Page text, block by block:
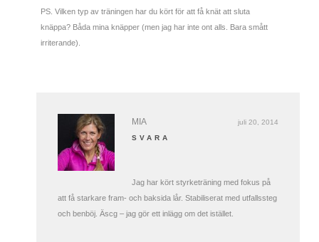
PS. Vilken typ av träningen har du kört för att få knät att sluta
knäppa? Båda mina knäpper (men jag har inte ont alls. Bara smått
irriterande).
juli 20, 2014
MIA
SVARA
Jag har kört styrketräning med fokus på
att få starkare fram- och baksida lår. Stabiliserat med utfallssteg
och benböj. Äscg – jag gör ett inlägg om det istället.